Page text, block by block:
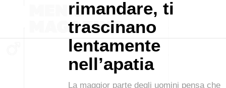
rimandare, ti
trascinano
lentamente
nell’apatia
La maggior parte degli uomini pensa che